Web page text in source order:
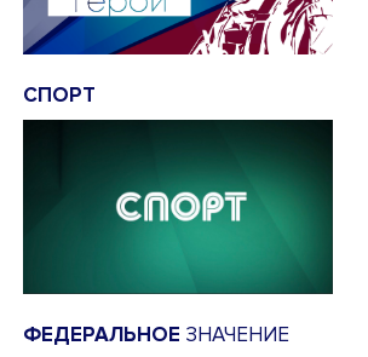
СПОРТ
ФЕДЕРАЛЬНОЕ ЗНАЧЕНИЕ